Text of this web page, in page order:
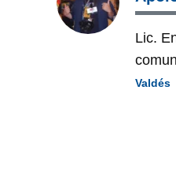
Lic.
Valdés